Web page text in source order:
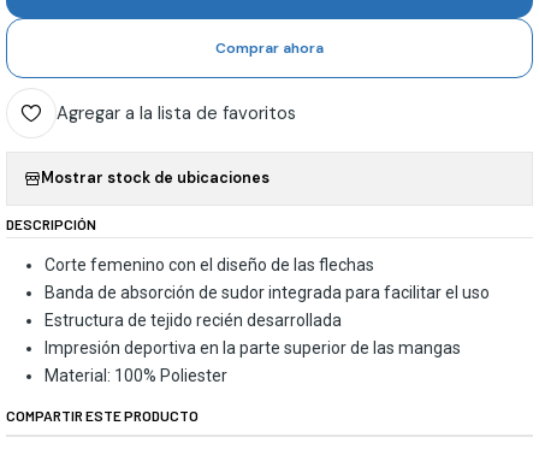
Comprar ahora
Agregar a la lista de favoritos
Mostrar stock de ubicaciones
DESCRIPCIÓN
Corte femenino con el diseño de las flechas
Banda de absorción de sudor integrada para facilitar el uso
Estructura de tejido recién desarrollada
Impresión deportiva en la parte superior de las mangas
Material: 100% Poliester
COMPARTIR ESTE PRODUCTO